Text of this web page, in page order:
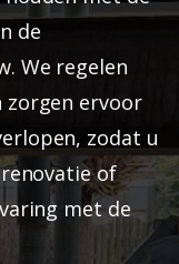
de
We regelen
zorgen ervoor
zodat u
of
met de